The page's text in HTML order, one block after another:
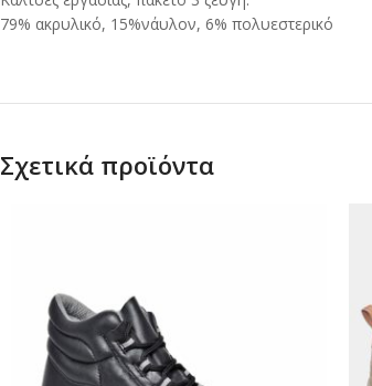
79% ακρυλικό, 15%νάυλον, 6% πολυεστερικό
Σχετικά προϊόντα